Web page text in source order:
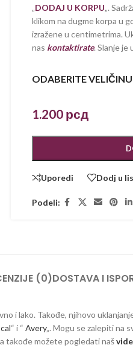
„DODAJ U KORPU„.
klikom na dugme korpa u
izražene u centimetrima.
nas kontaktirate. Slanje je
ODABERITE
1.200 рсд
Uporedi Dodj u
Podeli:
(0)DOSTAVA I
i lako. Takođe, njihovo
“ i “ Avery„. Mogu se zalepiti na
takođe možete pogledati naš